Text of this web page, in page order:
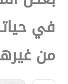
في
من